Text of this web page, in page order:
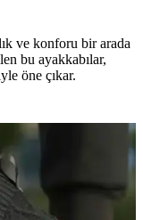
ve konforu bir arada
bu ayakkabılar,
öne çıkar.